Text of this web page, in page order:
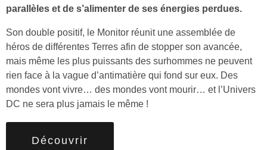
parallèles et de s’alimenter de ses énergies perdues.
Son double positif, le Monitor réunit une assemblée de
héros de différentes Terres afin de stopper son avancée,
mais même les plus puissants des surhommes ne peuvent
rien face à la vague d’antimatière qui fond sur eux. Des
mondes vont vivre… des mondes vont mourir… et l’Univers
DC ne sera plus jamais le même !
Découvrir